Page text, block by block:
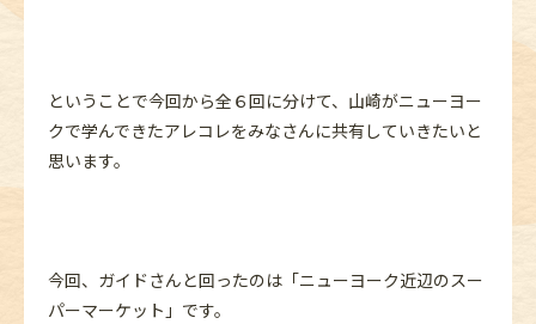
ということで今回から全６回に分けて、山崎がニューヨー
クで学んできたアレコレをみなさんに共有していきたいと
思います。
今回、ガイドさんと回ったのは「ニューヨーク近辺のスー
パーマーケット」です。